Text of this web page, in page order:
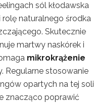
sól kłodawska
rolę naturalnego środka
Skutecznie
martwy naskórek i
mikrokrążenie
Regularne stosowanie
opartych na tej soli
znacząco poprawić